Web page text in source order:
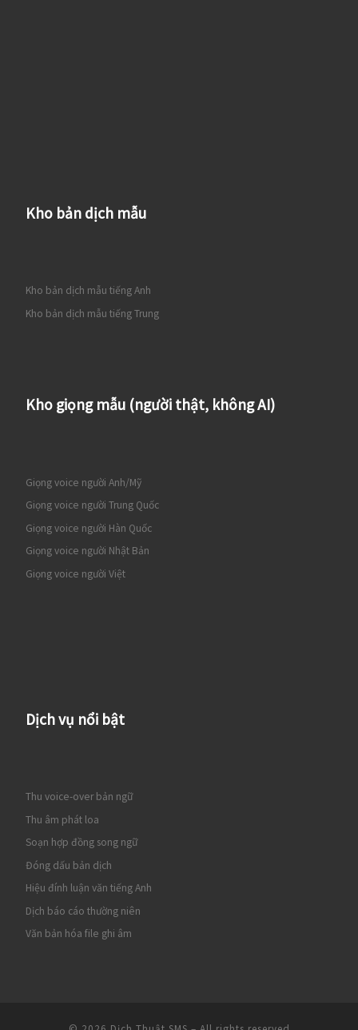
Kho bản dịch mẫu
Kho bản dịch mẫu tiếng Anh
Kho bản dịch mẫu tiếng Trung
Kho giọng mẫu (người thật, không AI)
Giọng voice người Anh/Mỹ
Giọng voice người Trung Quốc
Giọng voice người Hàn Quốc
Giọng voice người Nhật Bản
Giọng voice người Việt
Dịch vụ nổi bật
Thu voice-over bản ngữ
Thu âm phát loa
Soạn hợp đồng song ngữ
Đóng dấu bản dịch
Hiệu đính luận văn tiếng Anh
Dịch báo cáo thường niên
Văn bản hóa file ghi âm